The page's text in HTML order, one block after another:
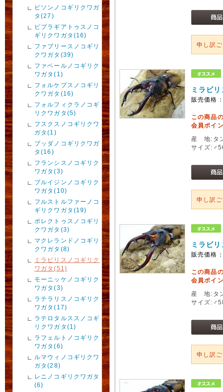
ビソンノコギリクワガ
タ(27)
ビプラギアトゥスノコ
ギリクワガタ(16)
ファブリースノコギリ
クワガタ(39)
ファベールノコギリク
ワガタ(1)
フォルケプスノコギリ
クワガタ(16)
フォルフィクラノコギ
リクワガタ(5)
フスクスノコギリクワ
ガタ(1)
ブッダノコギリクワガ
タ(16)
フランシスノコギリク
ワガタ(3)
ブルイジンノコギリク
ワガタ(10)
フルストルファーノコ
ギリクワガタ(19)
ポレクトゥスノコギリ
クワガタ(3)
マクレランドノコギリ
クワガタ(8)
ミラビリスノコギリク
ワガタ(51)
モーニッケノコギリク
ワガタ(3)
ラテラリスノコギリク
ワガタ(17)
ラテロタルススノコギ
リクワガタ(1)
ラフェルトノコギリク
ワガタ(6)
ルマウィノコギリクワ
ガタ(28)
レニノコギリクワガタ
(6)
申し訳
ミラビ
販売価格
この商品
会員ポイ
産 地:タ
サイズ
申し訳
ミラビ
販売価格
この商品
会員ポイ
産 地:タ
サイズ
申し訳